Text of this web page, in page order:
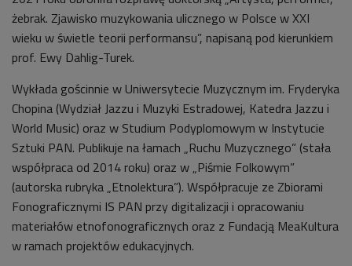
żebrak. Zjawisko muzykowania ulicznego w Polsce w XXI
wieku w świetle teorii performansu”, napisaną pod kierunkiem
prof. Ewy Dahlig-Turek.
Wykłada gościnnie w Uniwersytecie Muzycznym im. Fryderyka
Chopina (Wydział Jazzu i Muzyki Estradowej, Katedra Jazzu i
World Music) oraz w Studium Podyplomowym w Instytucie
Sztuki PAN. Publikuje na łamach „Ruchu Muzycznego” (stała
współpraca od 2014 roku) oraz w „Piśmie Folkowym”
(autorska rubryka „Etnolektura”). Współpracuje ze Zbiorami
Fonograficznymi IS PAN przy digitalizacji i opracowaniu
materiałów etnofonograficznych oraz z Fundacją MeaKultura
w ramach projektów edukacyjnych.